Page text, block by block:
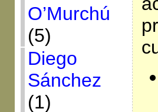
O’Murchú
(5)
Diego
Sánchez
(1)